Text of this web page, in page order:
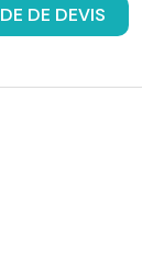
DE DEVIS